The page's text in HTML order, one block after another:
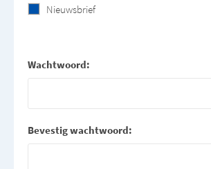
Nieuwsbrief
Wachtwoord:
Bevestig wachtwoord: